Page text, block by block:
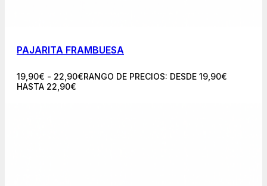
PAJARITA FRAMBUESA
19,90€ - 22,90€RANGO DE PRECIOS: DESDE 19,90€
HASTA 22,90€